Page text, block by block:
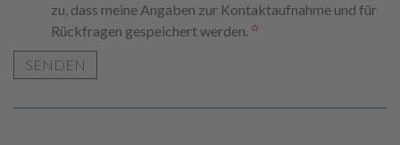
zu, dass meine Angaben zur Kontaktaufnahme und für
Rückfragen gespeichert werden.
SENDEN